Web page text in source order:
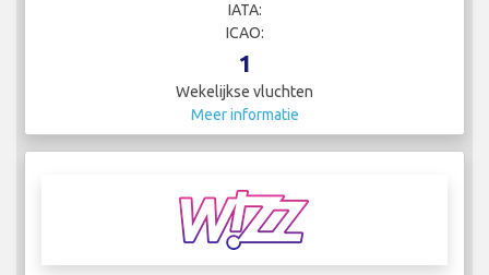
IATA:
ICAO:
1
Wekelijkse vluchten
Meer informatie